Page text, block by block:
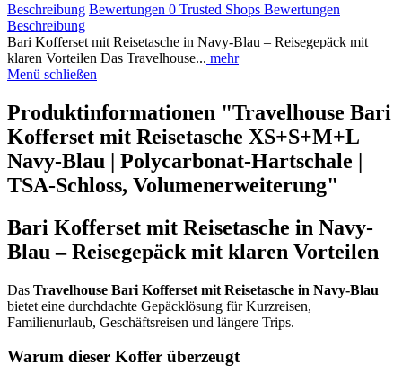
Beschreibung Bewertungen 0 Trusted Shops Bewertungen
Beschreibung
Bari Kofferset mit Reisetasche in Navy-Blau – Reisegepäck mit
klaren Vorteilen Das Travelhouse... mehr
Menü schließen
Produktinformationen "Travelhouse Bari
Kofferset mit Reisetasche XS+S+M+L
Navy-Blau | Polycarbonat-Hartschale |
TSA-Schloss, Volumenerweiterung"
Bari Kofferset mit Reisetasche in Navy-
Blau – Reisegepäck mit klaren Vorteilen
Das Travelhouse Bari Kofferset mit Reisetasche in Navy-Blau
bietet eine durchdachte Gepäcklösung für Kurzreisen,
Familienurlaub, Geschäftsreisen und längere Trips.
Warum dieser Koffer überzeugt